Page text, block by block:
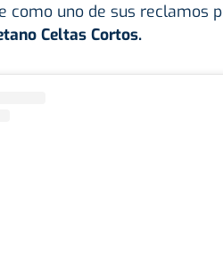
como uno de sus reclamos
Celtas Cortos.